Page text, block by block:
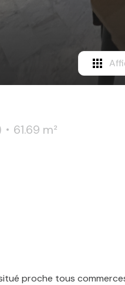
61.69 m²
situé proche tous